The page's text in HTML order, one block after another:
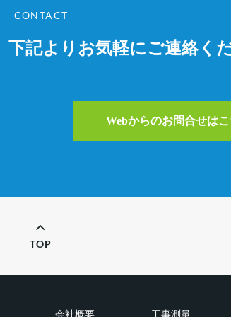
CONTACT
下記よりお気軽にご連絡く
Webからのお問合せはこ
TOP
会社概要 工事測量